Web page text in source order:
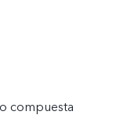
compuesta